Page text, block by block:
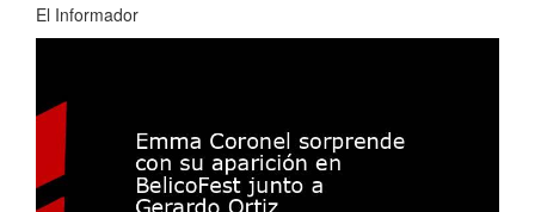
El Informador